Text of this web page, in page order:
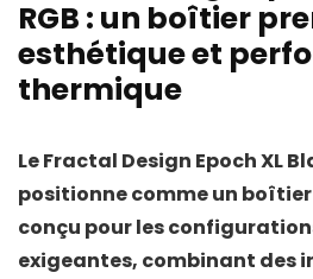
RGB : un boîtier
esthétique et
thermique
LeFractal Design Epoch XL
positionne comme un
conçu pour les
exigeantes, combinant des